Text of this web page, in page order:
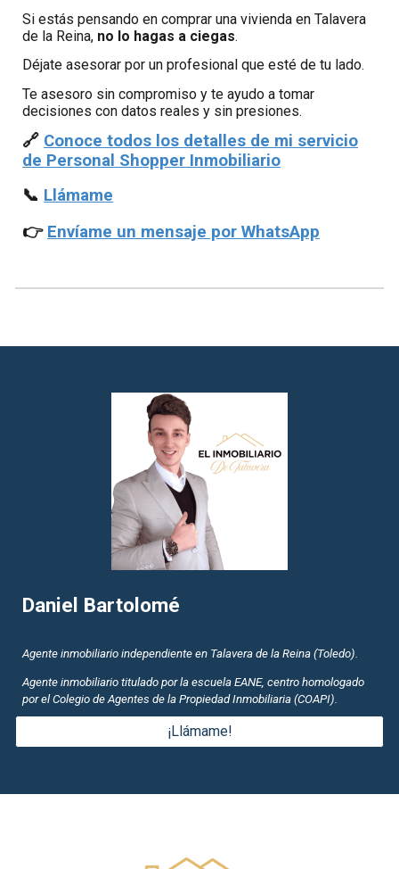
Si estás pensando encomprar una vivienda en Talavera
de la Reina, no lo hagas a ciegas.
Déjate asesorar por un profesional que esté de tu lado.
Te asesoro sin compromiso y te ayudo a tomar
decisiones con datos reales y sin presiones.
🔗 Conoce todos los detalles de mi servicio
de Personal Shopper Inmobiliario
📞 Llámame
👉 Envíame un mensaje por WhatsApp
Daniel Bartolomé
Agente inmobiliario independiente en Talavera de la Reina (Toledo).
Agente inmobiliario titulado por la escuela EANE, centro homologado
por el Colegio de Agentes de la Propiedad Inmobiliaria (COAPI).
¡Llámame!